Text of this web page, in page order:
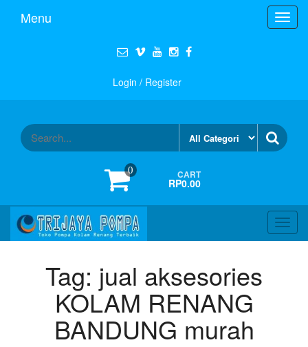
Menu
Login / Register
0 CART
RP0.00
Tag: jual aksesories
KOLAM RENANG
BANDUNG murah